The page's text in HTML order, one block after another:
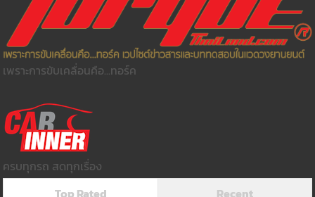
เพราะการขับเคลื่อนคือ...ทอร์ค
ครบทุกรถ สดทุกเรื่อง